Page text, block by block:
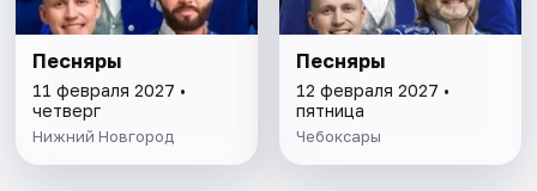
Песняры
11 февраля 2027 •
четверг
Нижний Новгород
Песняры
12 февраля 2027 •
пятница
Чебоксары